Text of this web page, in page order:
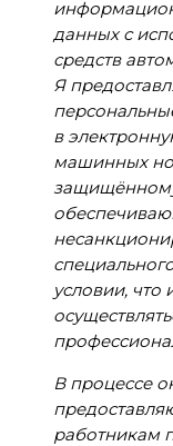
данных с
средств
Я
в
машинных
условии, что
В процессе
работникам